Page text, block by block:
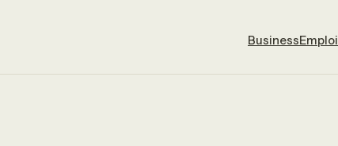
BusinessEmploi